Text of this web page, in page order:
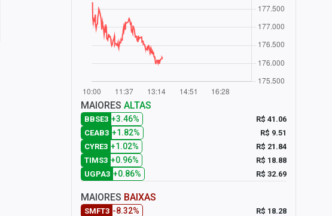
MAIORES ALTAS
BBSE3 +3.46%
R$ 41.06
CEAB3 +1.82%
R$ 9.51
CYRE3 +1.02%
R$ 21.84
TIMS3 +0.96%
R$ 18.88
UGPA3 +0.86% R$ 32.69
MAIORES BAIXAS
SMFT3 -8.32%
R$ 18.28